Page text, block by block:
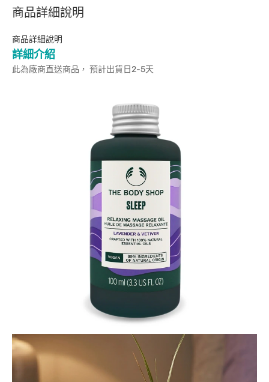
商品詳細說明
商品詳細說明
詳細介紹
此為廠商直送商品， 預計出貨日2-5天